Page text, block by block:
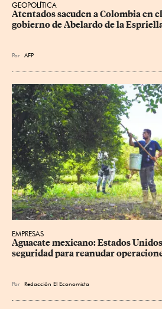
GEOPOLÍTICA
Atentados sacuden a Colombia en
gobierno de Abelardo de la
Por AFP
EMPRESAS
Aguacate mexicano: Estados
seguridad para reanudar
Por Redacción El Economista